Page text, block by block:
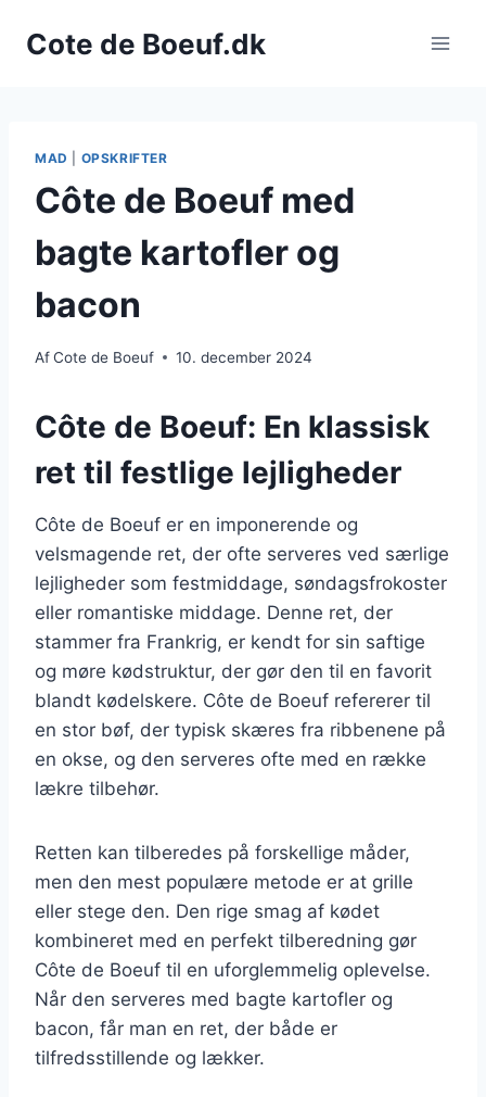
Cote de Boeuf.dk
MAD OPSKRIFTER
Côte de Boeuf med
bagte kartofler og
bacon
AfCote de Boeuf 10. december 2024
Côte de Boeuf: En klassisk
ret til festlige lejligheder
Côte de Boeuf er en imponerende og
velsmagende ret, der ofte serveres ved særlige
lejligheder som festmiddage, søndagsfrokoster
eller romantiske middage. Denne ret, der
stammer fra Frankrig, er kendt for sin saftige
og møre kødstruktur, der gør den til en favorit
blandt kødelskere. Côte de Boeuf refererer til
en stor bøf, der typisk skæres fra ribbenene på
en okse, og den serveres ofte med en række
lækre tilbehør.
Retten kan tilberedes på forskellige måder,
men den mest populære metode er at grille
eller stege den. Den rige smag af kødet
kombineret med en perfekt tilberedning gør
Côte de Boeuf til en uforglemmelig oplevelse.
Når den serveres med bagte kartofler og
bacon, får man en ret, der både er
tilfredsstillende og lækker.